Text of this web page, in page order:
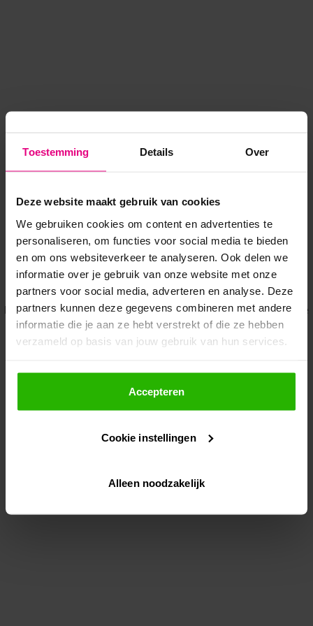
Toestemming Details Over
Deze website maakt gebruik van cookies
We gebruiken cookies om content en advertenties te
personaliseren, om functies voor social media te bieden
en om ons websiteverkeer te analyseren. Ook delen we
informatie over je gebruik van onze website met onze
partners voor social media, adverteren en analyse. Deze
partners kunnen deze gegevens combineren met andere
informatie die je aan ze hebt verstrekt of die ze hebben
verzameld op basis van jouw gebruik van hun services.
Als je op "Accepteer" klikt, dan geef je Voordeeluitjes.nl
toestemming om cookies voor social media en
gepersonaliseerde advertenties te plaatsen.
Lees hier meer over in onsprivacybeleid
Via "Cookie instellingen" kun je ook zelf instellen welke
Accepteren
Cookie instellingen
Alleen noodzakelijk
Application error: a client-side exception has occurred while
loadingwww.voordeeluitjes.nl (see the browser console for more
information).